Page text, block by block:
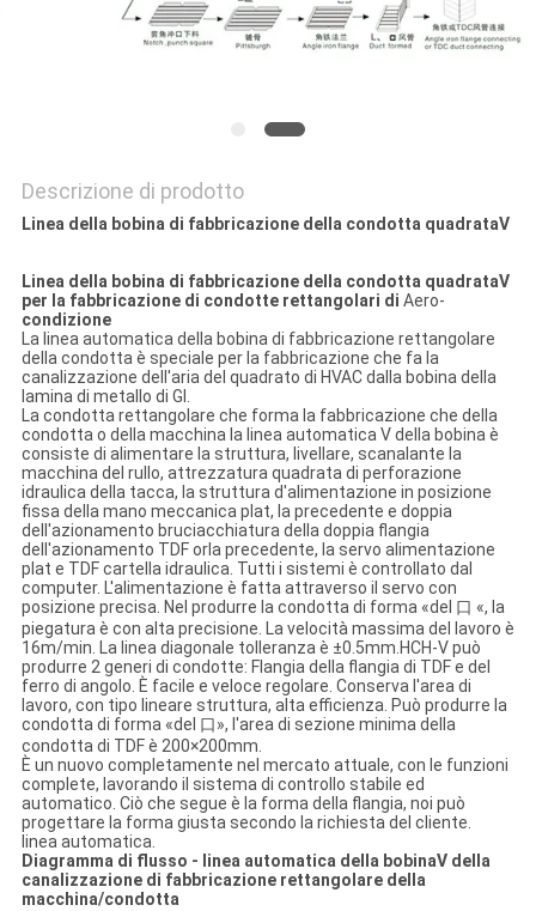
Descrizione di prodotto
Linea della bobina di fabbricazione della condotta quadrataⅤ
Linea della bobina di fabbricazione della condotta quadrataⅤ
per la fabbricazione di condotte rettangolari di Aero-
condizione
La linea automatica della bobina di fabbricazione rettangolare
della condotta è speciale per la fabbricazione che fa la
canalizzazione dell'aria del quadrato di HVAC dalla bobina della
lamina di metallo di GI.
La condotta rettangolare che forma la fabbricazione che della
condotta o della macchina la linea automatica V della bobina è
consiste di alimentare la struttura, livellare, scanalante la
macchina del rullo, attrezzatura quadrata di perforazione
idraulica della tacca, la struttura d'alimentazione in posizione
fissa della mano meccanica plat, la precedente e doppia
dell'azionamento bruciacchiatura della doppia flangia
dell'azionamento TDF orla precedente, la servo alimentazione
plat e TDF cartella idraulica. Tutti i sistemi è controllato dal
computer. L'alimentazione è fatta attraverso il servo con
posizione precisa. Nel produrre la condotta di forma «del 口 «, la
piegatura è con alta precisione. La velocità massima del lavoro è
16m/min. La linea diagonale tolleranza è ±0.5mm.HCH-V può
produrre 2 generi di condotte: Flangia della flangia di TDF e del
ferro di angolo. È facile e veloce regolare. Conserva l'area di
lavoro, con tipo lineare struttura, alta efficienza. Può produrre la
condotta di forma «del 口», l'area di sezione minima della
condotta di TDF è 200×200mm.
È un nuovo completamente nel mercato attuale, con le funzioni
complete, lavorando il sistema di controllo stabile ed
automatico. Ciò che segue è la forma della flangia, noi può
progettare la forma giusta secondo la richiesta del cliente.
linea automatica.
Diagramma di flusso - linea automatica della bobinaⅤ della
canalizzazione di fabbricazione rettangolare della
macchina/condotta